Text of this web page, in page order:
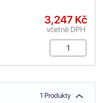
3,247 Kč
včetně DPH
1 Produkty